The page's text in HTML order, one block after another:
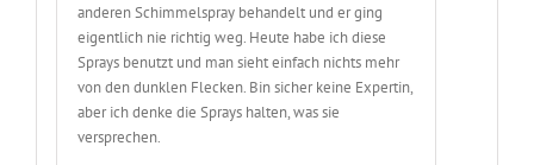
anderen Schimmelspray behandelt und er ging
eigentlich nie richtig weg. Heute habe ich diese
Sprays benutzt und man sieht einfach nichts mehr
von den dunklen Flecken. Bin sicher keine Expertin,
aber ich denke die Sprays halten, was sie
versprechen.